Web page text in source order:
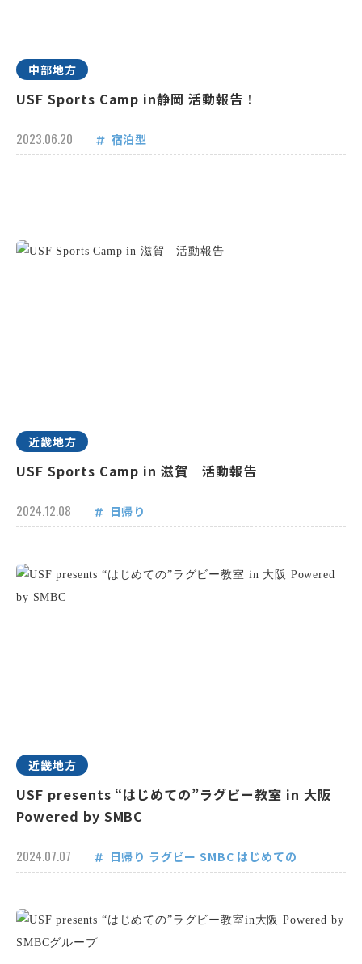
中部地方
USF Sports Camp in静岡 活動報告！
2023.06.20 宿泊型
近畿地方
USF Sports Camp in 滋賀 活動報告
2024.12.08 日帰り
近畿地方
USF presents “はじめての”ラグビー教室 in 大阪
Powered by SMBC
2024.07.07 日帰り ラグビー SMBC はじめての